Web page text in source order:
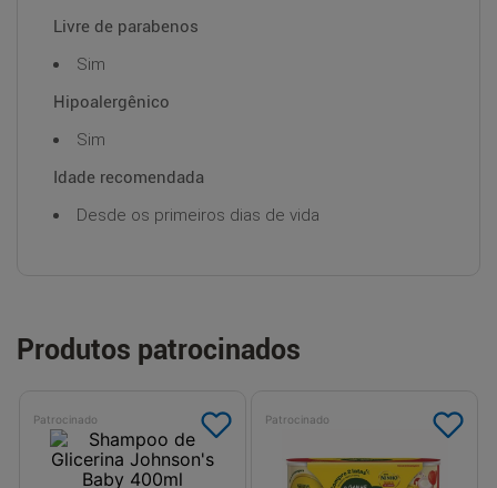
Livre de parabenos
Sim
Hipoalergênico
Sim
Idade recomendada
Desde os primeiros dias de vida
Produtos patrocinados
Patrocinado Patrocinado